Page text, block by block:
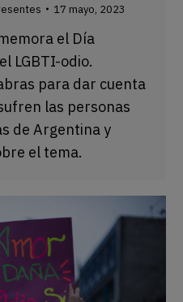
17 mayo, 2023
el Día
LGBTI-odio.
para dar cuenta
las personas
de Argentina y
el tema.